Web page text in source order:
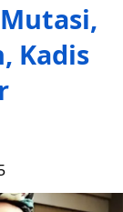
Kadis